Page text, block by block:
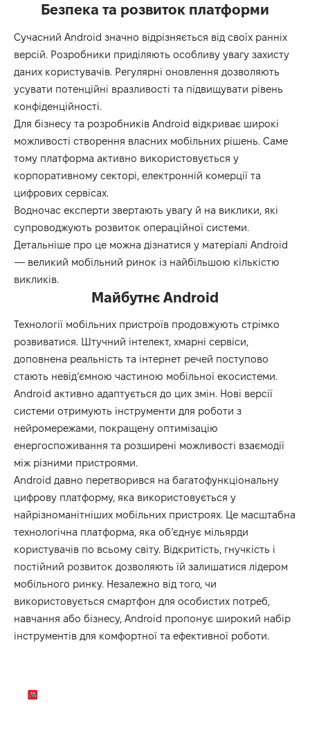
Безпека та розвиток платформи
Сучасний Android значно відрізняється від своїх ранніх
версій. Розробники приділяють особливу увагу захисту
даних користувачів. Регулярні оновлення дозволяють
усувати потенційні вразливості та підвищувати рівень
конфіденційності.
Для бізнесу та розробників Android відкриває широкі
можливості створення власних мобільних рішень. Саме
тому платформа активно використовується у
корпоративному секторі, електронній комерції та
цифрових сервісах.
Водночас експерти звертають увагу й на виклики, які
супроводжують розвиток операційної системи.
Детальніше про це можна дізнатися у матеріалі Android
— великий мобільний ринок із найбільшою кількістю
викликів.
Майбутнє Android
Технології мобільних пристроїв продовжують стрімко
розвиватися. Штучний інтелект, хмарні сервіси,
доповнена реальність та інтернет речей поступово
стають невід’ємною частиною мобільної екосистеми.
Android активно адаптується до цих змін. Нові версії
системи отримують інструменти для роботи з
нейромережами, покращену оптимізацію
енергоспоживання та розширені можливості взаємодії
між різними пристроями.
Android давно перетворився на багатофункціональну
цифрову платформу, яка використовується у
найрізноманітніших мобільних пристроях. Це масштабна
технологічна платформа, яка об’єднує мільярди
користувачів по всьому світу. Відкритість, гнучкість і
постійний розвиток дозволяють їй залишатися лідером
мобільного ринку. Незалежно від того, чи
використовується смартфон для особистих потреб,
навчання або бізнесу, Android пропонує широкий набір
інструментів для комфортної та ефективної роботи.